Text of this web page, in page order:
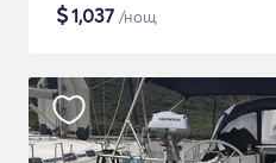
$1,037 /нощ